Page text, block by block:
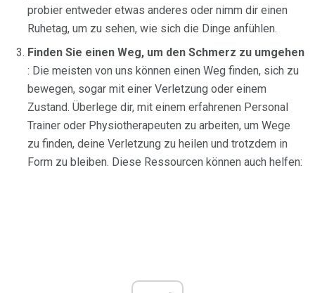
probier entweder etwas anderes oder nimm dir einen
Ruhetag, um zu sehen, wie sich die Dinge anfühlen.
Finden Sie einen Weg, um den Schmerz zu umgehen
: Die meisten von uns können einen Weg finden, sich zu
bewegen, sogar mit einer Verletzung oder einem
Zustand. Überlege dir, mit einem erfahrenen Personal
Trainer oder Physiotherapeuten zu arbeiten, um Wege
zu finden, deine Verletzung zu heilen und trotzdem in
Form zu bleiben. Diese Ressourcen können auch helfen: